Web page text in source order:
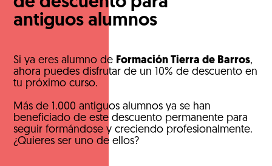
antiguos alumnos
Si ya eres alumno de Formación Tierra de Barros,
ahora puedes disfrutar de un 10% de descuento en
tu próximo curso.
Más de 1.000 antiguos alumnos ya se han
beneficiado de este descuento permanente para
seguir formándose y creciendo profesionalmente.
¿Quieres ser uno de ellos?